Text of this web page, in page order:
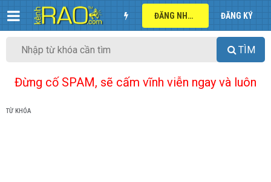
ĐĂNG NHẬP ĐĂNG KÝ
TÌM
Đừng cố SPAM, sẽ cấm vĩnh viễn ngay và luôn
TỪ KHÓA